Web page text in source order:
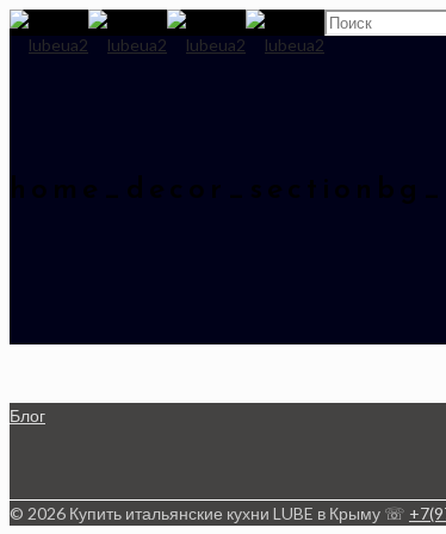
Блог
© 2026 Купить итальянские кухни LUBE в Крыму ☏